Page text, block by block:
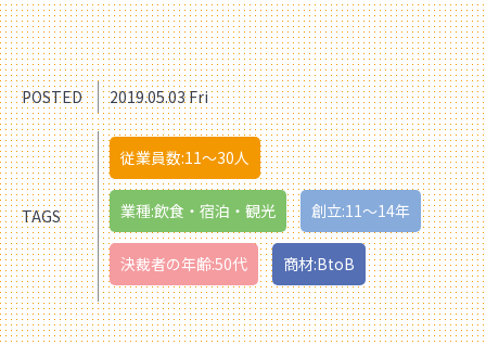
POSTED 2019.05.03 Fri
TAGS
従業員数:11〜30人
業種:飲食・宿泊・観光 創立:11〜14年
決裁者の年齢:50代 商材:BtoB